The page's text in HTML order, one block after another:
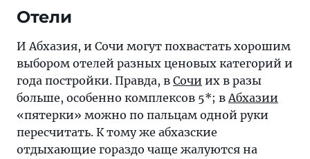
Отели
И Абхазия, и Сочи могут похвастать хорошим
выбором отелей разных ценовых категорий и
года постройки. Правда, в Сочи их в разы
больше, особенно комплексов 5*; вАбхазии
«пятерки» можно по пальцам одной руки
пересчитать. К тому же абхазские
отдыхающие гораздо чаще жалуются на